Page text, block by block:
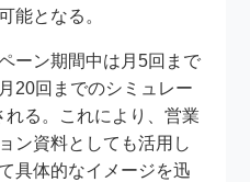
能となる。
ーン期間中は月5回まで
20回までのシミュレー
る。これにより、営業
ン資料としても活用し
具体的なイメージを迅